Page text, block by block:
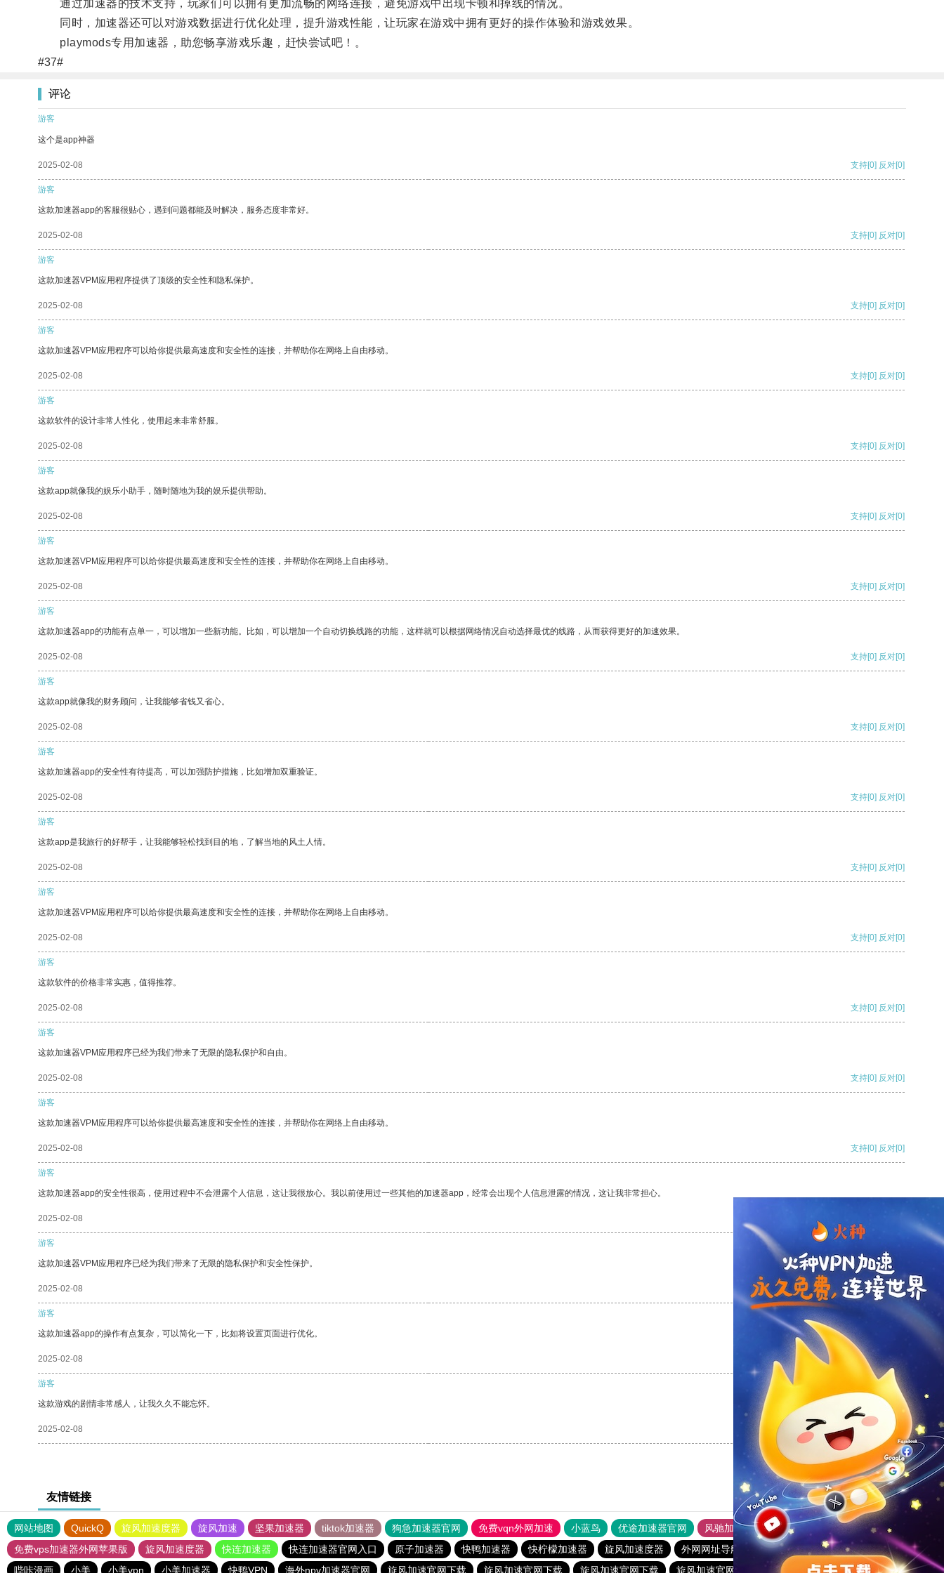
通过加速器的技术支持，玩家们可以拥有更加流畅的网络连接，避免游戏中出现卡顿和掉线的情况。
同时，加速器还可以对游戏数据进行优化处理，提升游戏性能，让玩家在游戏中拥有更好的操作体验和游戏效果。
playmods专用加速器，助您畅享游戏乐趣，赶快尝试吧！。
#37#
评论
游客
这个是app神器
2025-02-08 支持[0] 反对[0]
游客
这款加速器app的客服很贴心，遇到问题都能及时解决，服务态度非常好。
2025-02-08 支持[0] 反对[0]
游客
这款加速器VPM应用程序提供了顶级的安全性和隐私保护。
2025-02-08 支持[0] 反对[0]
游客
这款加速器VPM应用程序可以给你提供最高速度和安全性的连接，并帮助你在网络上自由移动。
2025-02-08 支持[0] 反对[0]
游客
这款软件的设计非常人性化，使用起来非常舒服。
2025-02-08 支持[0] 反对[0]
游客
这款app就像我的娱乐小助手，随时随地为我的娱乐提供帮助。
2025-02-08 支持[0] 反对[0]
游客
这款加速器VPM应用程序可以给你提供最高速度和安全性的连接，并帮助你在网络上自由移动。
2025-02-08 支持[0] 反对[0]
游客
这款加速器app的功能有点单一，可以增加一些新功能。比如，可以增加一个自动切换线路的功能，这样就可以根据网络情况自动选择最优的线路，从而获得更好的加速效果。
2025-02-08 支持[0] 反对[0]
游客
这款app就像我的财务顾问，让我能够省钱又省心。
2025-02-08 支持[0] 反对[0]
游客
这款加速器app的安全性有待提高，可以加强防护措施，比如增加双重验证。
2025-02-08 支持[0] 反对[0]
游客
这款app是我旅行的好帮手，让我能够轻松找到目的地，了解当地的风土人情。
2025-02-08 支持[0] 反对[0]
游客
这款加速器VPM应用程序可以给你提供最高速度和安全性的连接，并帮助你在网络上自由移动。
2025-02-08 支持[0] 反对[0]
游客
这款软件的价格非常实惠，值得推荐。
2025-02-08 支持[0] 反对[0]
游客
这款加速器VPM应用程序已经为我们带来了无限的隐私保护和自由。
2025-02-08 支持[0] 反对[0]
游客
这款加速器VPM应用程序可以给你提供最高速度和安全性的连接，并帮助你在网络上自由移动。
2025-02-08 支持[0] 反对[0]
游客
这款加速器app的安全性很高，使用过程中不会泄露个人信息，这让我很放心。我以前使用过一些其他的加速器app，经常会出现个人信息泄露的情况，这让我非常担心。
2025-02-08
游客
这款加速器VPM应用程序已经为我们带来了无限的隐私保护和安全性保护。
2025-02-08 支持 [0] 反对[0]
游客
这款加速器app的操作有点复杂，可以简化一下，比如将设置页面进行优化。
2025-02-08 支持[0] 反对
游客
这款游戏的剧情非常感人，让我久久不能忘怀。
2025-02-08 支持[0] 反对[0]
友情链接
网站地图 QuickQ 旋风加速度器 旋风加速 坚果加速器 tiktok加速器 狗急加速器官网 免费vqn外网加速 小蓝鸟 优途加速器官网 风驰加速器
旋风加速器
免费vps加速器外网苹果版
旋风加速度器 快连加速器 快连加速器官网入口 原子加速器 快鸭加速器 快柠檬加速器 旋风加速度器 外网网址导航 软件中心 雷霆加速
狂飙加速器
哔咔漫画
小美 小美vpn 小美加速器 快鸭VPN 海外npv加速器官网 旋风加速官网下载 旋风加速官网下载 旋风加速官网下载 旋风加速官网下载